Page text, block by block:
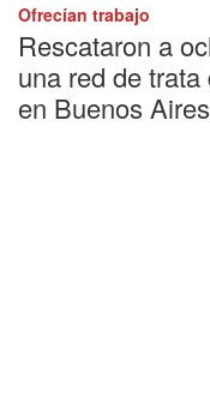
Ofrecían trabajo
Rescataron a
una red de
en Buenos